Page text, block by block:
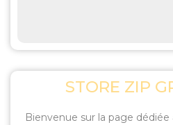
STORE ZIP
Bienvenue sur la page dédiée